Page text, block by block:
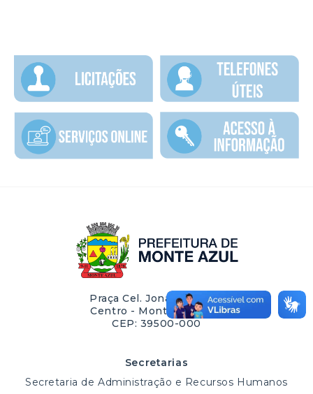
Praça Cel. Jonathas, 220,
Centro - Monte Azul/MG
CEP: 39500-000
Secretarias
Secretaria de Administração e Recursos Humanos